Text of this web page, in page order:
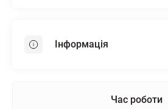
Пінопласт
Інформація
Час роботи